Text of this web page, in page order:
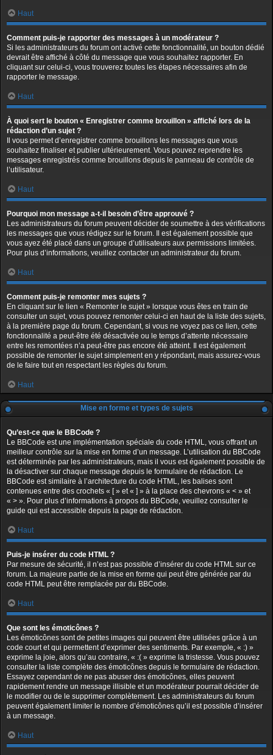
Haut
Comment puis-je rapporter des messages à un modérateur ?
Si les administrateurs du forum ont activé cette fonctionnalité, un bouton dédié
devrait être affiché à côté du message que vous souhaitez rapporter. En
cliquant sur celui-ci, vous trouverez toutes les étapes nécessaires afin de
rapporter le message.
Haut
À quoi sert le bouton « Enregistrer comme brouillon » affiché lors de la
rédaction d’un sujet ?
Il vous permet d’enregistrer comme brouillons les messages que vous
souhaitez finaliser et publier ultérieurement. Vous pouvez reprendre les
messages enregistrés comme brouillons depuis le panneau de contrôle de
l’utilisateur.
Haut
Pourquoi mon message a-t-il besoin d’être approuvé ?
Les administrateurs du forum peuvent décider de soumettre à des vérifications
les messages que vous rédigez sur le forum. Il est également possible que
vous ayez été placé dans un groupe d’utilisateurs aux permissions limitées.
Pour plus d’informations, veuillez contacter un administrateur du forum.
Haut
Comment puis-je remonter mes sujets ?
En cliquant sur le lien « Remonter le sujet » lorsque vous êtes en train de
consulter un sujet, vous pouvez remonter celui-ci en haut de la liste des sujets,
à la première page du forum. Cependant, si vous ne voyez pas ce lien, cette
fonctionnalité a peut-être été désactivée ou le temps d’attente nécessaire
entre les remontées n’a peut-être pas encore été atteint. Il est également
possible de remonter le sujet simplement en y répondant, mais assurez-vous
de le faire tout en respectant les règles du forum.
Haut
Mise en forme et types de sujets
Qu’est-ce que le BBCode ?
Le BBCode est une implémentation spéciale du code HTML, vous offrant un
meilleur contrôle sur la mise en forme d’un message. L’utilisation du BBCode
est déterminée par les administrateurs, mais il vous est également possible de
la désactiver sur chaque message depuis le formulaire de rédaction. Le
BBCode est similaire à l’architecture du code HTML, les balises sont
contenues entre des crochets « [ » et « ] » à la place des chevrons « < » et
« > ». Pour plus d’informations à propos du BBCode, veuillez consulter le
guide qui est accessible depuis la page de rédaction.
Haut
Puis-je insérer du code HTML ?
Par mesure de sécurité, il n’est pas possible d’insérer du code HTML sur ce
forum. La majeure partie de la mise en forme qui peut être générée par du
code HTML peut être remplacée par du BBCode.
Haut
Que sont les émoticônes ?
Les émoticônes sont de petites images qui peuvent être utilisées grâce à un
code court et qui permettent d’exprimer des sentiments. Par exemple, « :) »
exprime la joie, alors qu’au contraire, « :( » exprime la tristesse. Vous pouvez
consulter la liste complète des émoticônes depuis le formulaire de rédaction.
Essayez cependant de ne pas abuser des émoticônes, elles peuvent
rapidement rendre un message illisible et un modérateur pourrait décider de
le modifier ou de le supprimer complètement. Les administrateurs du forum
peuvent également limiter le nombre d’émoticônes qu’il est possible d’insérer
à un message.
Haut